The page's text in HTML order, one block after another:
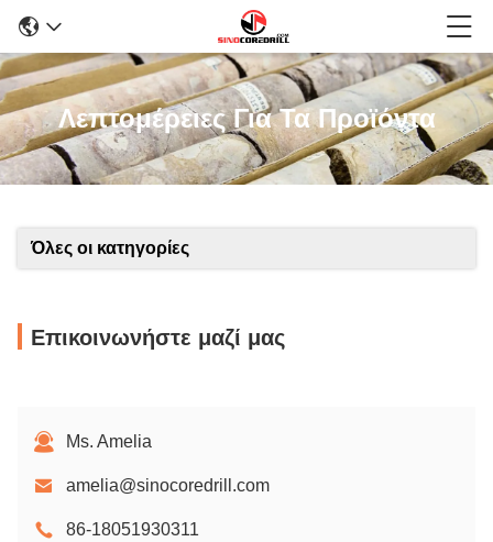
Λεπτομέρειες Για Τα Προϊόντα
Όλες οι κατηγορίες
Επικοινωνήστε μαζί μας
Ms. Amelia
amelia@sinocoredrill.com
86-18051930311